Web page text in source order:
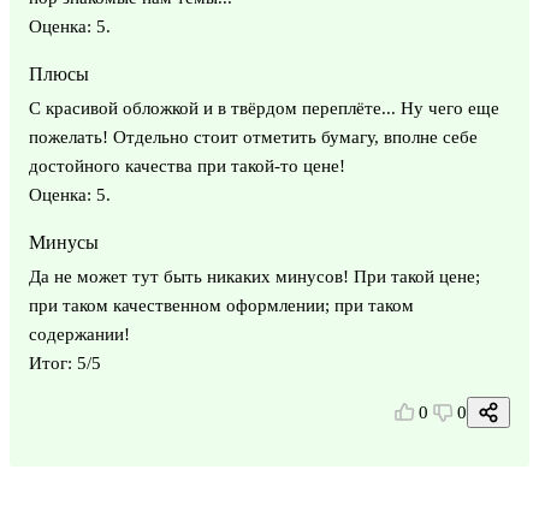
Оценка: 5.
Плюсы
С красивой обложкой и в твёрдом переплёте... Ну чего еще
пожелать! Отдельно стоит отметить бумагу, вполне себе
достойного качества при такой-то цене!
Оценка: 5.
Минусы
Да не может тут быть никаких минусов! При такой цене;
при таком качественном оформлении; при таком
содержании!
Итог: 5/5
0 0